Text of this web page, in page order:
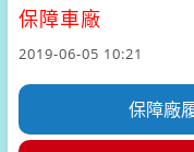
保障車廠
2019-06-05 10:21
保障廠